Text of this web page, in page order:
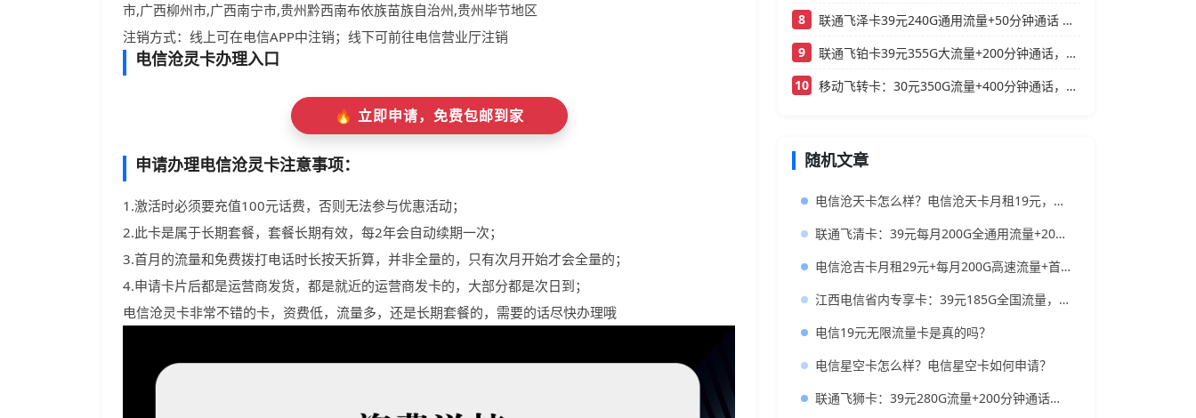
市,广西柳州市,广西南宁市,贵州黔西南布依族苗族自治州,贵州毕节地区
注销方式：线上可在电信APP中注销；线下可前往电信营业厅注销
电信沧灵卡办理入口
🔥 立即申请，免费包邮到家
申请办理电信沧灵卡注意事项：
1.激活时必须要充值100元话费，否则无法参与优惠活动；
2.此卡是属于长期套餐，套餐长期有效，每2年会自动续期一次；
3.首月的流量和免费拨打电话时长按天折算，并非全量的，只有次月开始才会全量的；
4.申请卡片后都是运营商发货，都是就近的运营商发卡的，大部分都是次日到；
电信沧灵卡非常不错的卡，资费低，流量多，还是长期套餐的，需要的话尽快办理哦
8
联通飞泽卡39元240G通用流量+50分钟通话 大流量低月租办理指南
9
联通飞铂卡39元355G大流量+200分钟通话，还送一年会员
10
移动飞转卡：30元350G流量+400分钟通话，还送3个会员的低月租神卡
随机文章
电信沧天卡怎么样？电信沧天卡月租19元，每月295G流量，首充50元送120元
联通飞清卡：39元每月200G全通用流量+200分钟，长期可结转的超值大流量卡推荐
电信沧吉卡月租29元+每月200G高速流量+首月免月租+套餐长期有效
江西电信省内专享卡：39元185G全国流量，江西本地大流量卡
电信19元无限流量卡是真的吗？
电信星空卡怎么样？电信星空卡如何申请？
联通飞狮卡：39元280G流量+200分钟通话，还带一年会员